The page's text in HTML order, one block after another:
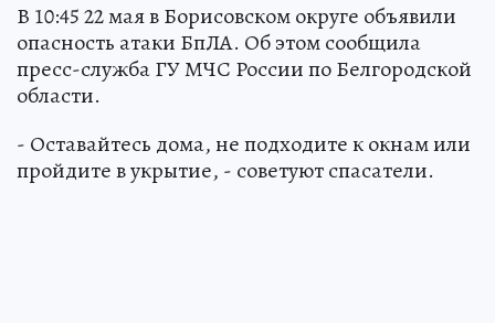
В 10:45 22 мая в Борисовском округе объявили
опасность атаки БпЛА. Об этом сообщила
пресс-служба ГУ МЧС России по Белгородской
области.
- Оставайтесь дома, не подходите к окнам или
пройдите в укрытие, - советуют спасатели.